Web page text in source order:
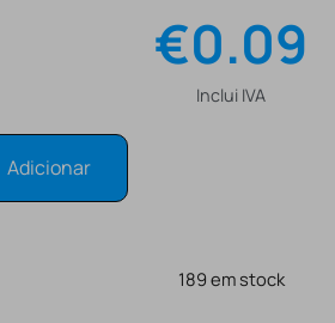
€0.09
Inclui IVA
Adicionar
189 em stock